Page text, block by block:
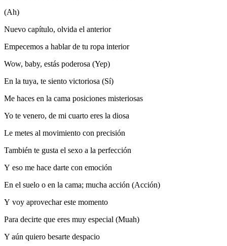
(Ah)
Nuevo capítulo, olvida el anterior
Empecemos a hablar de tu ropa interior
Wow, baby, estás poderosa (Yep)
En la tuya, te siento victoriosa (Sí)
Me haces en la cama posiciones misteriosas
Yo te venero, de mi cuarto eres la diosa
Le metes al movimiento con precisión
También te gusta el sexo a la perfección
Y eso me hace darte con emoción
En el suelo o en la cama; mucha acción (Acción)
Y voy aprovechar este momento
Para decirte que eres muy especial (Muah)
Y aún quiero besarte despacio